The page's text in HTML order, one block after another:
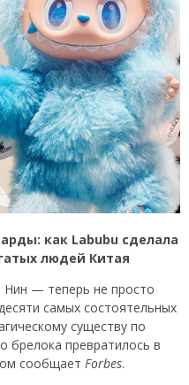
как Labubu сделала
людей Китая
Нин — теперь не просто
самых состоятельных
существу по
брелока превратилось в
сообщает Forbes.